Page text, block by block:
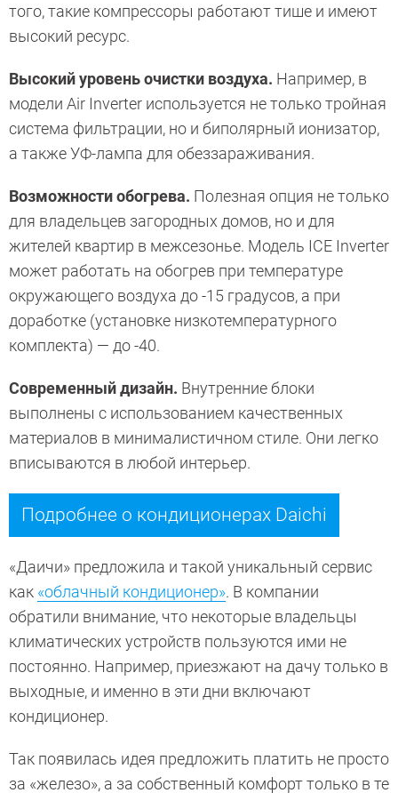
того, такие компрессоры работают тише и имеют
высокий ресурс.
Высокий уровень очистки воздуха. Например, в
модели Air Inverter используется не только тройная
система фильтрации, но и биполярный ионизатор,
а также УФ-лампа для обеззараживания.
Возможности обогрева. Полезная опция не только
для владельцев загородных домов, но и для
жителей квартир в межсезонье. Модель ICE Inverter
может работать на обогрев при температуре
окружающего воздуха до -15 градусов, а при
доработке (установке низкотемпературного
комплекта) — до -40.
Современный дизайн. Внутренние блоки
выполнены с использованием качественных
материалов в минималистичном стиле. Они легко
вписываются в любой интерьер.
Подробнее о кондиционерах Daichi
«Даичи» предложила и такой уникальный сервис
как «облачный кондиционер». В компании
обратили внимание, что некоторые владельцы
климатических устройств пользуются ими не
постоянно. Например, приезжают на дачу только в
выходные, и именно в эти дни включают
кондиционер.
Так появилась идея предложить платить не просто
за «железо», а за собственный комфорт только в те